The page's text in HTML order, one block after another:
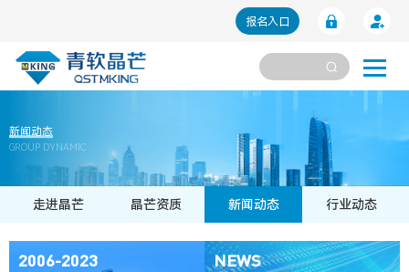
报名入口
新闻动态
GROUP DYNAMIC
走进晶芒 晶芒资质 新闻动态 行业动态
2006-2023 NEWS